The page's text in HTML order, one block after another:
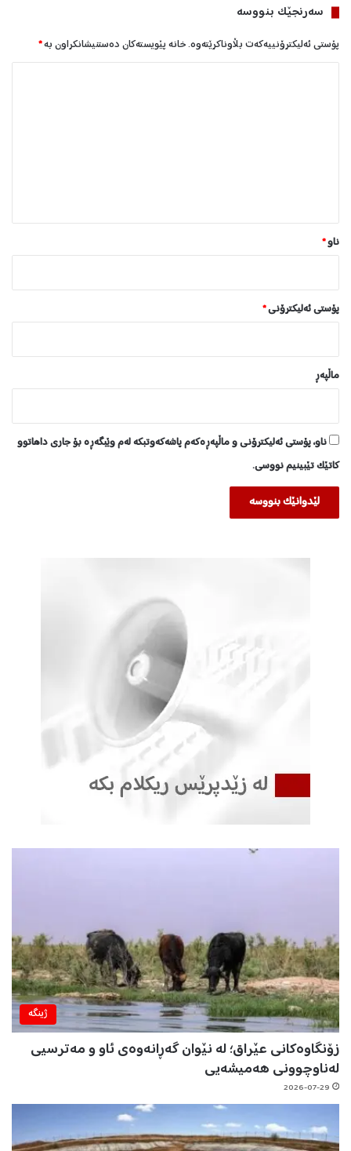
سه‌رنجێک بنووسە
پۆستی ئەلیکترۆنییەکەت بڵاوناکرێتەوە.خانە پێویستەکان دەستنیشانکراون بە*
ناو*
پۆستی ئەلیکترۆنی*
ماڵپه‌ڕ
ناو، پۆستی ئەلیکترۆنی و ماڵپەڕەکەم پاشەکەوتبکە لەم وێبگەڕە بۆ جاری داهاتوو
کاتێک تێبینیم نووسی.
ژینگه‌
زۆنگاوەکانی عێراق؛ لە نێوان گەڕانەوەی ئاو و مەترسیی
لەناوچوونی هەمیشەیی
2026-07-29